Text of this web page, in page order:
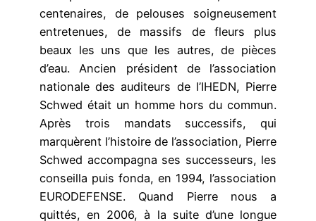
centenaires, de pelouses soigneusement
entretenues, de massifs de fleurs plus
beaux les uns que les autres, de pièces
d’eau. Ancien président de l’association
nationale des auditeurs de l’IHEDN, Pierre
Schwed était un homme hors du commun.
Après trois mandats successifs, qui
marquèrent l’histoire de l’association, Pierre
Schwed accompagna ses successeurs, les
conseilla puis fonda, en 1994, l’association
EURODEFENSE. Quand Pierre nous a
quittés, en 2006, à la suite d’une longue